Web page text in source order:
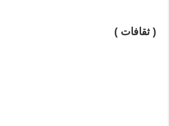
( ثقافات )